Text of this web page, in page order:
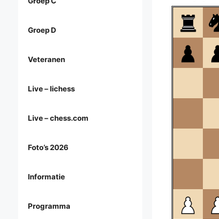
Groep D
Veteranen
Live – lichess
Live – chess.com
Foto’s 2026
Informatie
Programma